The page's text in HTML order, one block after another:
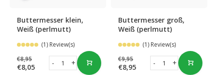
Buttermesser klein,
Weiß (perlmutt)
(1) Review(s)
€8,95
€8,05 +
-
Buttermesser groß,
Weiß (perlmutt)
(1) Review(s)
€9,95
€8,95 +
-